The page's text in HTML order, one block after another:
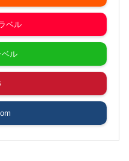
ベル
ベル